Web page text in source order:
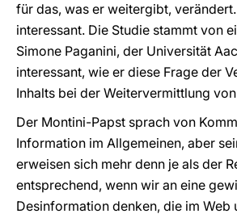
für das, was er weitergibt,
interessant. Die Studie stammt von
Simone Paganini, der Universität
interessant, wie er diese Frage der
Inhalts bei der Weitervermittlung
Der Montini-Papst sprach von
Information im Allgemeinen, aber
erweisen sich mehr denn je als der
entsprechend, wenn wir an eine
Desinformation denken, die im Web